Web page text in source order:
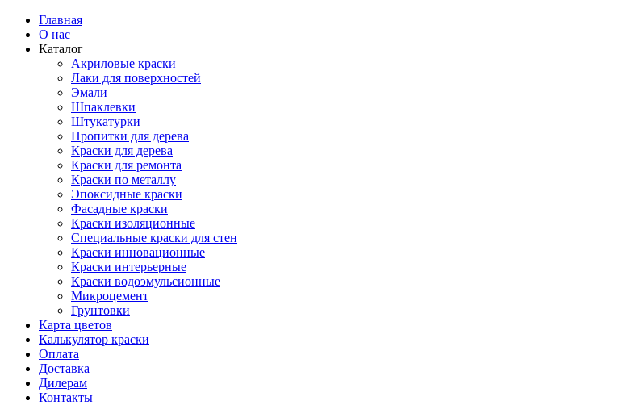
Главная
О нас
Каталог
Акриловые краски
Лаки для поверхностей
Эмали
Шпаклевки
Штукатурки
Пропитки для дерева
Краски для дерева
Краски для ремонта
Краски по металлу
Эпоксидные краски
Фасадные краски
Краски изоляционные
Специальные краски для стен
Краски инновационные
Краски интерьерные
Краски водоэмульсионные
Микроцемент
Грунтовки
Карта цветов
Калькулятор краски
Оплата
Доставка
Дилерам
Контакты